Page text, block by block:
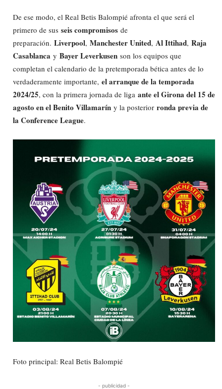
De ese modo, el Real Betis Balompié afronta el que será el
primero de sus seis compromisos de
preparación. Liverpool, Manchester United, Al Ittihad, Raja
Casablanca y Bayer Leverkusen son los equipos que
completan el calendario de la pretemporada bética antes de lo
verdaderamente importante, el arranque de la temporada
2024/25, con la primera jornada de liga ante el Girona del 15 de
agosto en el Benito Villamarín y la posterior ronda previa de
la Conference League.
Foto principal: Real Betis Balompié
- publicidad -